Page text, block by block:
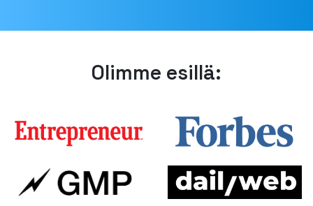
Olimme esillä: